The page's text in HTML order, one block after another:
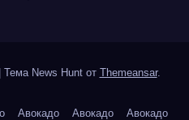
Тема News Hunt от Themeansar.
Авокадо Авокадо Авокадо